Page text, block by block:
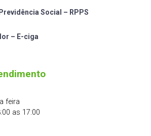
Social – RPPS
– E-ciga
feira
as 17:00